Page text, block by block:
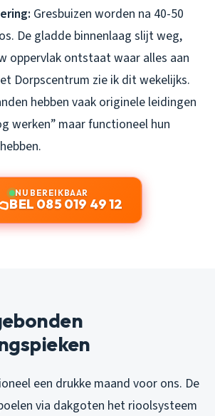
Gresbuizen worden na 40-50
De gladde binnenlaag slijt weg,
oppervlak ontstaat waar alles aan
Dorpscentrum zie ik dit wekelijks.
hebben vaak originele leidingen
werken” maar functioneel hun
NU BEREIKBAAR
BEL 085 019 49 12
een drukke maand voor ons. De
via dakgoten het rioolsysteem